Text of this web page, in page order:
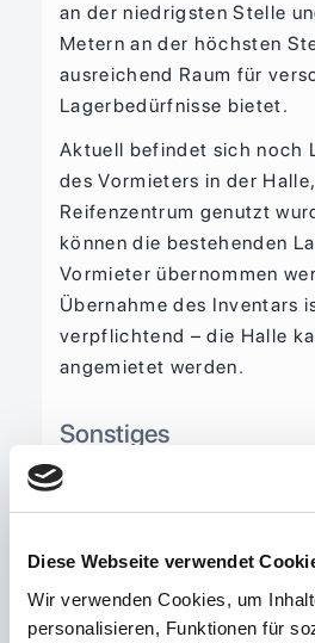
Diese Webseite verwendet
Wir verwenden Cookies, um
personalisieren, Funktionen für
an der niedrigsten Stelle
Metern an der höchsten
ausreichend Raum für
Lagerbedürfnisse bietet.
Aktuell befindet sich noch
des Vormieters in der
Reifenzentrum genutzt
können die bestehenden
Vormieter übernommen
Übernahme des Inventars
verpflichtend – die Halle
angemietet werden.
Sonstiges
Hinweis: Bitte haben Sie
immer nur vorbehaltlich
des Eigentümers gelten.
Rechtsanspruch auf einen